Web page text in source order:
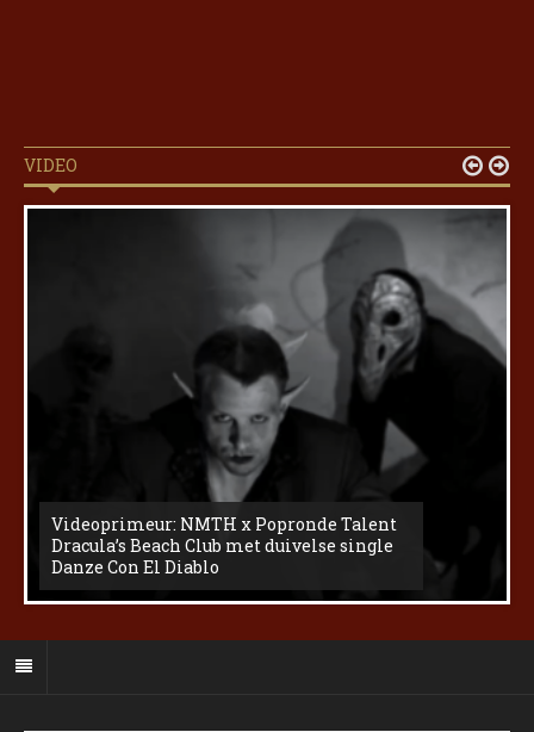
VIDEO
Videoprimeur: NMTH x Popronde Talent
Dracula’s Beach Club met duivelse single
Danze Con El Diablo
 